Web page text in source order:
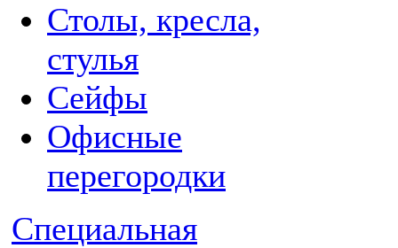
Столы, кресла,
стулья
Сейфы
Офисные
перегородки
Специальная